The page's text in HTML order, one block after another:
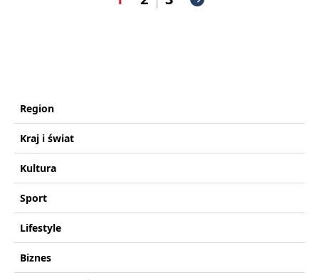
Region
Kraj i świat
Kultura
Sport
Lifestyle
Biznes